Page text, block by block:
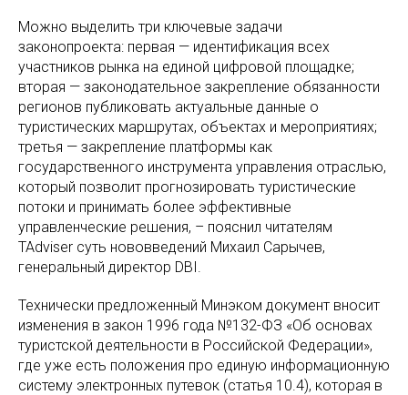
Можно выделить три ключевые задачи
законопроекта: первая — идентификация всех
участников рынка на единой цифровой площадке;
вторая — законодательное закрепление обязанности
регионов публиковать актуальные данные о
туристических маршрутах, объектах и мероприятиях;
третья — закрепление платформы как
государственного инструмента управления отраслью,
который позволит прогнозировать туристические
потоки и принимать более эффективные
управленческие решения, – пояснил читателям
TAdviser суть нововведений Михаил Сарычев,
генеральный директор DBI.
Технически предложенный Минэком документ вносит
изменения в закон 1996 года №132-ФЗ «Об основах
туристской деятельности в Российской Федерации»,
где уже есть положения про единую информационную
систему электронных путевок (статья 10.4), которая в